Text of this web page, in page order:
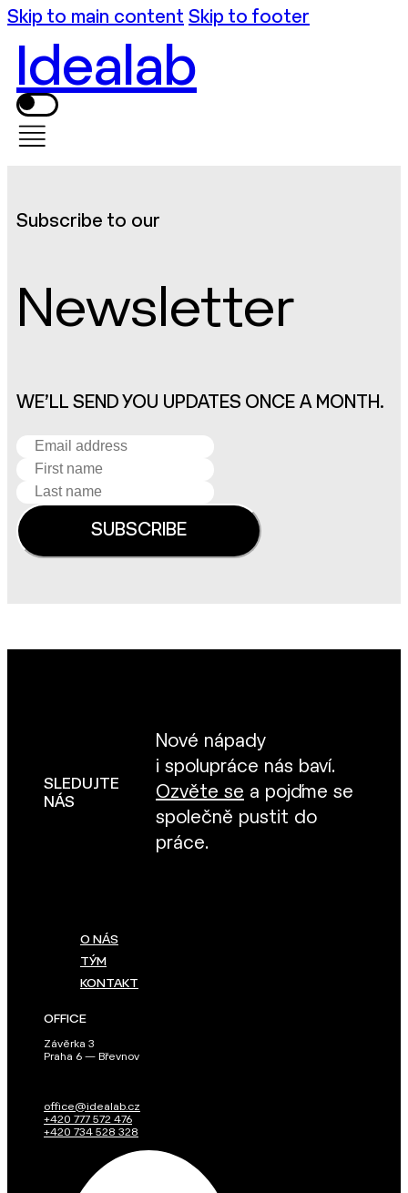
Skip to main content Skip to footer
Idealab
Subscribe to our
Newsletter
WE’LL SEND YOU UPDATES ONCE A MONTH.
SLEDUJTE
NÁS
Nové nápady
i spolupráce nás baví.
Ozvěte se a pojďme se
společně pustit do
práce.
O NÁS
TÝM
KONTAKT
OFFICE
Závěrka 3
Praha 6 — Břevnov
office@idealab.cz
+420 777 572 476
+420 734 528 328